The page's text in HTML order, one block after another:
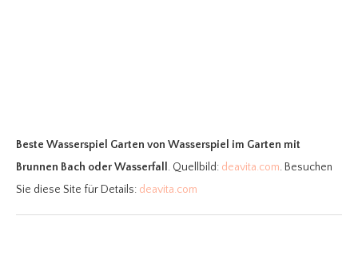
Beste Wasserspiel Garten von Wasserspiel im Garten mit
Brunnen Bach oder Wasserfall . Quellbild: deavita.com. Besuchen
Sie diese Site für Details: deavita.com